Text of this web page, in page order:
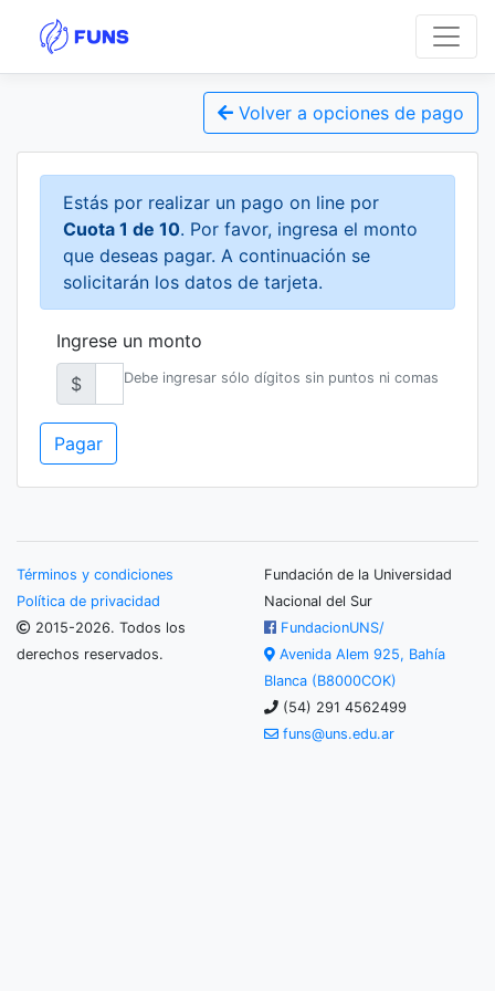
Volver a opciones de pago
Estás por realizar un pago on line por
Cuota 1 de 10. Por favor, ingresa el monto
que deseas pagar. A continuación se
solicitarán los datos de tarjeta.
Ingrese un monto
$
Debe ingresar sólo dígitos sin puntos ni comas
Pagar
Términos y condiciones
Política de privacidad
2015-2026. Todos los
derechos reservados.
Fundación de la Universidad
Nacional del Sur
FundacionUNS/
Avenida Alem 925, Bahía
Blanca (B8000COK)
(54) 291 4562499
funs@uns.edu.ar